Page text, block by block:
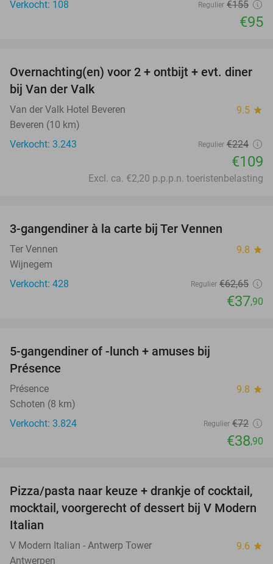
Verkocht: 108 Regulier €155
€95
51%
Overnachting(en) voor 2 + ontbijt + evt. diner
bij Van der Valk
Van der Valk Hotel Beveren 9.5 star
Beveren (10 km)
Verkocht: 3.243
Regulier €224
€109
Excl. ca. €2,20 p.p.p.n. toeristenbelasting
3-gangendiner à la carte bij Ter Vennen
Ter Vennen 9.8 star
Wijnegem
Verkocht: 428
Regulier €62,65
€37,90
5-gangendiner of -lunch + amuses bij
Présence
Présence 9.8 star
Schoten (8 km)
Verkocht: 3.824
Regulier €72
€38,90
28%
Pizza/pasta naar keuze + drankje of cocktail,
mocktail, voorgerecht of dessert bij V Modern
Italian
V Modern Italian - Antwerp Tower 9.6 star
Antwerpen